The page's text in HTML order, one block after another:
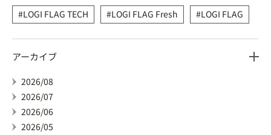
LOGI FLAG TECH
LOGI FLAG Fresh LOGI FLAG
アーカイブ
2026/08
2026/07
2026/06
2026/05